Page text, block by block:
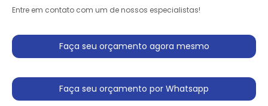
Entre em contato com um de nossos especialistas!
Faça seu orçamento agora mesmo
Faça seu orçamento por Whatsapp